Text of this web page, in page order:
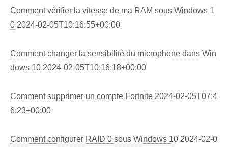
Comment vérifier la vitesse de ma RAM sous Windows 1
0 2024-02-05T10:16:55+00:00
Comment changer la sensibilité du microphone dans Win
dows 10 2024-02-05T10:16:18+00:00
Comment supprimer un compte Fortnite 2024-02-05T07:4
6:23+00:00
Comment configurer RAID 0 sous Windows 10 2024-02-0